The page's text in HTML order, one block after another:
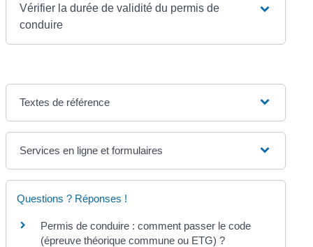
Vérifier la durée de validité du permis de
conduire
Textes de référence
Services en ligne et formulaires
Questions ? Réponses !
Permis de conduire : comment passer le code
(épreuve théorique commune ou ETG) ?